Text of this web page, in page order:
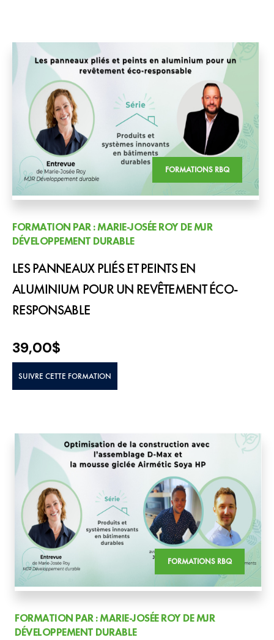
FORMATIONS RBQ
FORMATION PAR : MARIE-JOSÉE ROY DE MJR
DÉVELOPPEMENT DURABLE
LES PANNEAUX PLIÉS ET PEINTS EN
ALUMINIUM POUR UN REVÊTEMENT ÉCO-
RESPONSABLE
39,00$
SUIVRE CETTE FORMATION
FORMATIONS RBQ
FORMATION PAR : MARIE-JOSÉE ROY DE MJR
DÉVELOPPEMENT DURABLE